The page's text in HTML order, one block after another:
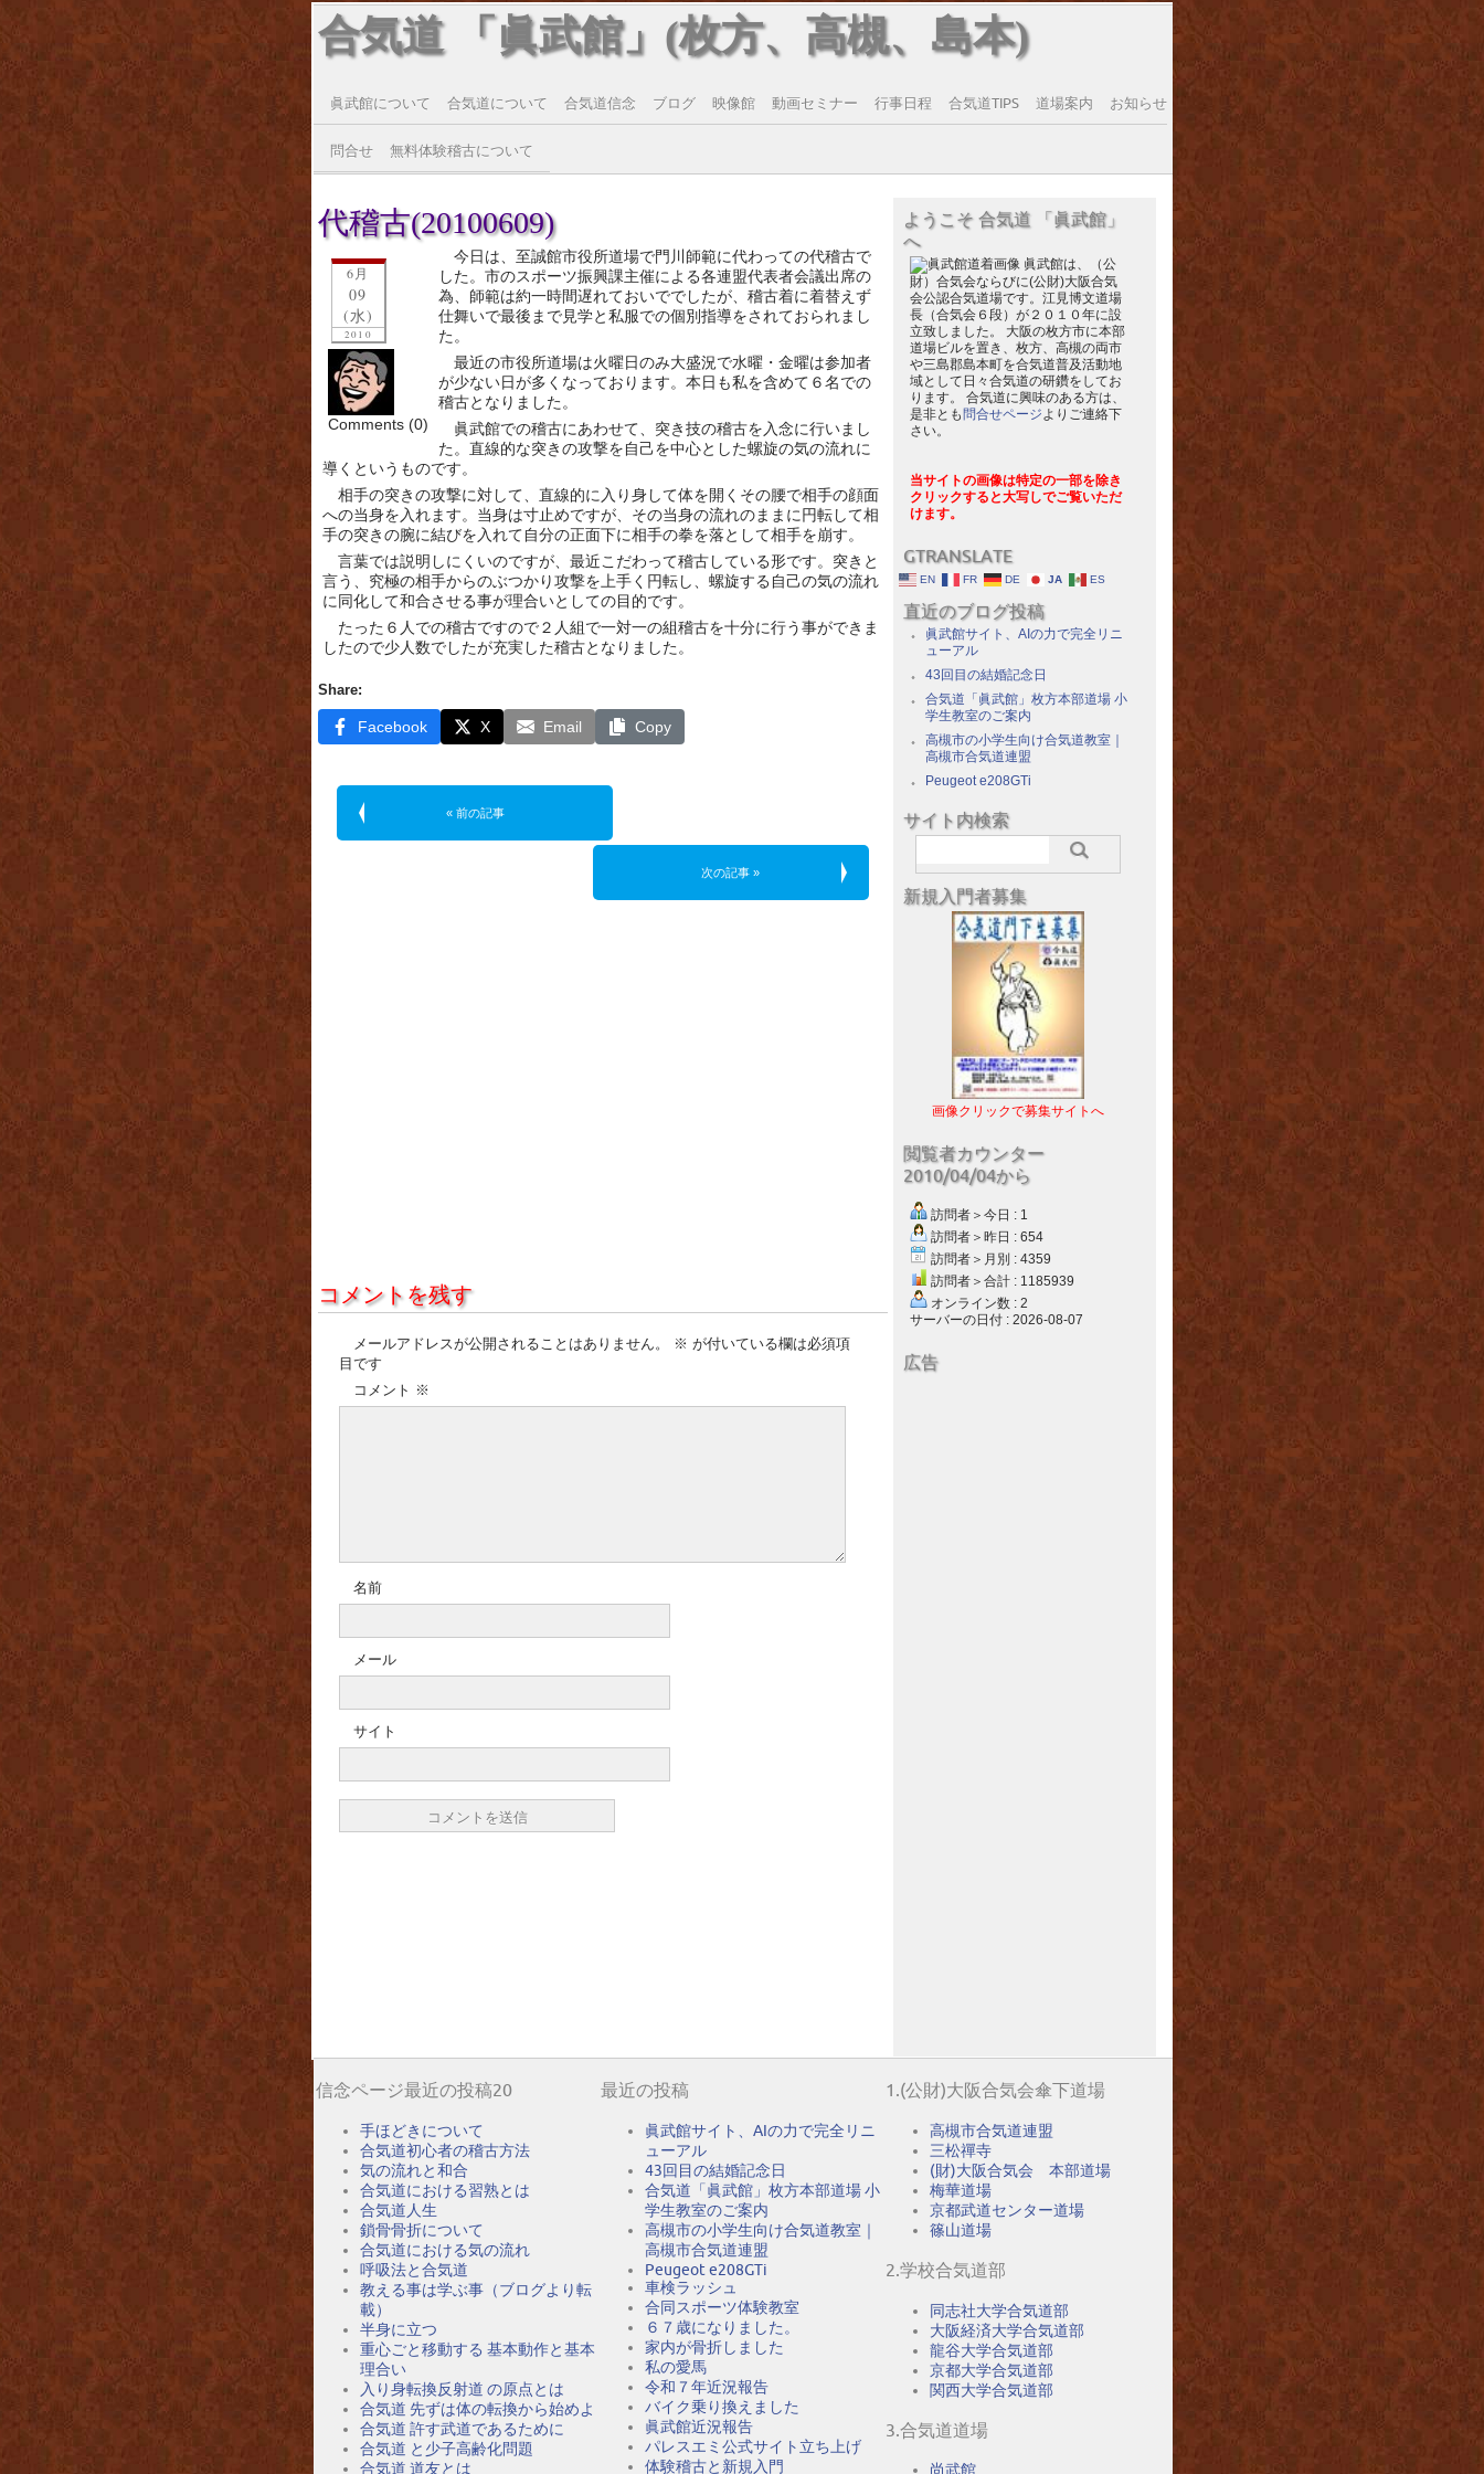
合気道 「眞武館」(枚方、高槻、島本)
眞武館について 合気道について 合気道信念 ブログ 映像館 動画セミナー 行事日程 合気道TIPS 道場案内 お知らせ
問合せ 無料体験稽古について
代稽古(20100609)
6月
09
(水)
2010
Comments (0)
今日は、至誠館市役所道場で門川師範に代わっての代稽古で
した。市のスポーツ振興課主催による各連盟代表者会議出席の
為、師範は約一時間遅れておいででしたが、稽古着に着替えず
仕舞いで最後まで見学と私服での個別指導をされておられまし
た。
最近の市役所道場は火曜日のみ大盛況で水曜・金曜は参加者
が少ない日が多くなっております。本日も私を含めて６名での
稽古となりました。
眞武館での稽古にあわせて、突き技の稽古を入念に行いまし
た。直線的な突きの攻撃を自己を中心とした螺旋の気の流れに
導くというものです。
相手の突きの攻撃に対して、直線的に入り身して体を開くその腰で相手の顔面
への当身を入れます。当身は寸止めですが、その当身の流れのままに円転して相
手の突きの腕に結びを入れて自分の正面下に相手の拳を落として相手を崩す。
言葉では説明しにくいのですが、最近こだわって稽古している形です。突きと
言う、究極の相手からのぶつかり攻撃を上手く円転し、螺旋する自己の気の流れ
に同化して和合させる事が理合いとしての目的です。
たった６人での稽古ですので２人組で一対一の組稽古を十分に行う事ができま
したので少人数でしたが充実した稽古となりました。
Share:
Facebook X Email Copy
« 前の記事
次の記事 »
コメントを残す
メールアドレスが公開されることはありません。 ※ が付いている欄は必須項
目です
コメント ※
名前
メール
サイト
ようこそ 合気道 「眞武館」
へ
眞武館は、（公
財）合気会ならびに(公財)大阪合気
会公認合気道場です。江見博文道場
長（合気会６段）が２０１０年に設
立致しました。 大阪の枚方市に本部
道場ビルを置き、枚方、高槻の両市
や三島郡島本町を合気道普及活動地
域として日々合気道の研鑽をしてお
ります。 合気道に興味のある方は、
是非とも 問合せページよりご連絡下
さい。
当サイトの画像は特定の一部を除き
クリックすると大写しでご覧いただ
けます。
GTRANSLATE
EN FR DE JA ES
直近のブログ投稿
眞武館サイト、AIの力で完全リニ
ューアル
43回目の結婚記念日
合気道「眞武館」枚方本部道場 小
学生教室のご案内
高槻市の小学生向け合気道教室｜
高槻市合気道連盟
Peugeot e208GTi
サイト内検索
新規入門者募集
画像クリックで募集サイトへ
閲覧者カウンター
2010/04/04から
訪問者＞今日 : 1
訪問者＞昨日 : 654
訪問者＞月別 : 4359
訪問者＞合計 : 1185939
オンライン数 : 2
サーバーの日付 : 2026-08-07
広告
信念ページ最近の投稿20
手ほどきについて
合気道初心者の稽古方法
気の流れと和合
合気道における習熟とは
合気道人生
鎖骨骨折について
合気道における気の流れ
呼吸法と合気道
教える事は学ぶ事（ブログより転
載）
半身に立つ
重心ごと移動する 基本動作と基本
理合い
入り身転換反射道 の原点とは
合気道 先ずは体の転換から始めよ
合気道 許す武道であるために
合気道 と少子高齢化問題
合気道 道友とは
最近の投稿
眞武館サイト、AIの力で完全リニ
ューアル
43回目の結婚記念日
合気道「眞武館」枚方本部道場 小
学生教室のご案内
高槻市の小学生向け合気道教室｜
高槻市合気道連盟
Peugeot e208GTi
車検ラッシュ
合同スポーツ体験教室
６７歳になりました。
家内が骨折しました
私の愛馬
令和７年近況報告
バイク乗り換えました
眞武館近況報告
パレスエミ公式サイト立ち上げ
体験稽古と新規入門
1.(公財)大阪合気会傘下道場
高槻市合気道連盟
三松禪寺
(財)大阪合気会 本部道場
梅華道場
京都武道センター道場
篠山道場
2.学校合気道部
同志社大学合気道部
大阪経済大学合気道部
龍谷大学合気道部
京都大学合気道部
関西大学合気道部
3.合気道道場
尚武館